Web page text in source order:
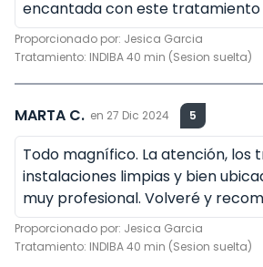
encantada con este tratamiento
Proporcionado por: Jesica Garcia
Tratamiento: INDIBA 40 min (Sesion suelta)
MARTA C. en 27 Dic 2024 5
Todo magnífico. La atención, los
instalaciones limpias y bien
muy profesional. Volveré y
Proporcionado por: Jesica Garcia
Tratamiento: INDIBA 40 min (Sesion suelta)